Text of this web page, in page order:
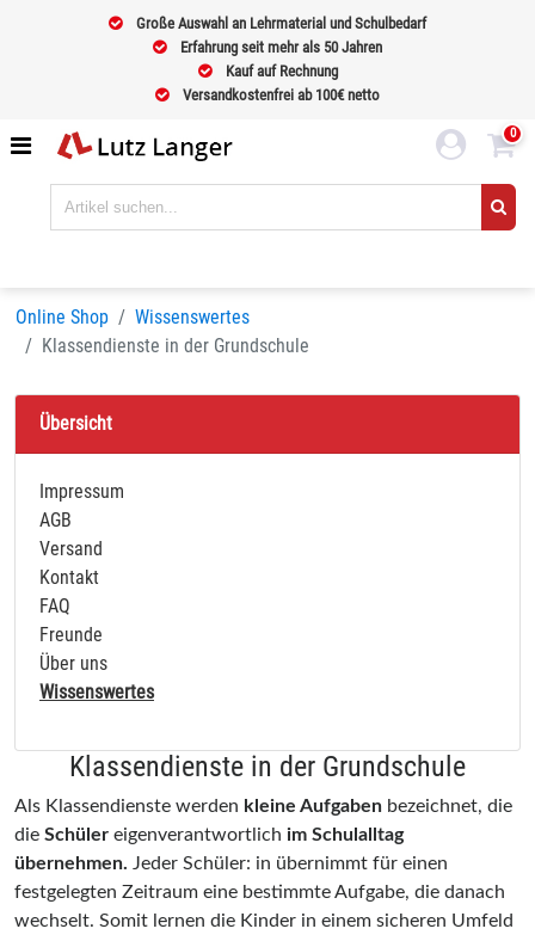
Große Auswahl an Lehrmaterial und Schulbedarf
Erfahrung seit mehr als 50 Jahren
Kauf auf Rechnung
Versandkostenfrei ab 100€ netto
0
Online Shop
Wissenswertes
Klassendienste in der Grundschule
Übersicht
Impressum
AGB
Versand
Kontakt
FAQ
Freunde
Über uns
Wissenswertes
Klassendienste in der Grundschule
Als Klassendienste werden kleine Aufgaben bezeichnet, die
die Schüler eigenverantwortlich im Schulalltag
übernehmen. Jeder Schüler: in übernimmt für einen
festgelegten Zeitraum eine bestimmte Aufgabe, die danach
wechselt. Somit lernen die Kinder in einem sicheren Umfeld